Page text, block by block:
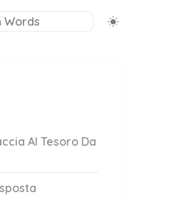
Al Tesoro Da